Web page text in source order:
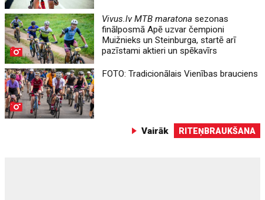
Vivus.lv MTB maratona sezonas
finālposmā Apē uzvar čempioni
Muižnieks un Steinburga, startē arī
pazīstami aktieri un spēkavīrs
FOTO: Tradicionālais Vienības brauciens
Vairāk RITEŅBRAUKŠANA